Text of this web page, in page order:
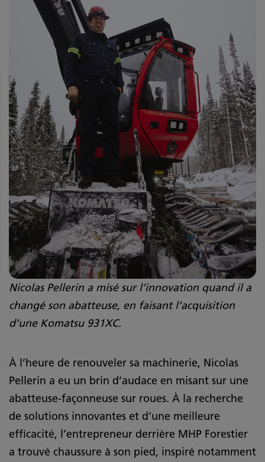
Nicolas Pellerin a misé sur l’innovation quand il a
changé son abatteuse, en faisant l’acquisition
d’une Komatsu 931XC.
À l’heure de renouveler sa machinerie, Nicolas
Pellerin a eu un brin d’audace en misant sur une
abatteuse-façonneuse sur roues. À la recherche
de solutions innovantes et d’une meilleure
efficacité, l’entrepreneur derrière MHP Forestier
a trouvé chaussure à son pied, inspiré notamment